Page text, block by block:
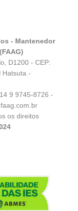
- Mantenedor
D1200 - CEP:
Hatsuta -
14 9 9745-8726-
os direitos